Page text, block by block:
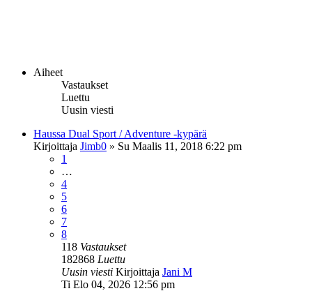
Aiheet
Vastaukset
Luettu
Uusin viesti
Haussa Dual Sport / Adventure -kypärä
Kirjoittaja Jimb0 » Su Maalis 11, 2018 6:22 pm
1
…
4
5
6
7
8
118 Vastaukset
182868 Luettu
Uusin viesti Kirjoittaja Jani M
Ti Elo 04, 2026 12:56 pm